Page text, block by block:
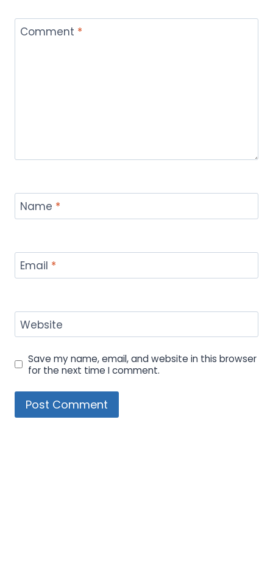
Comment *
Name *
Email *
Website
Save my name, email, and website in this browser
for the next time I comment.